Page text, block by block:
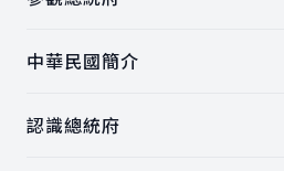
中華民國簡介
認識總統府